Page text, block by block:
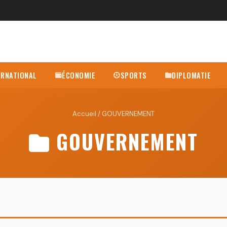
ÉCONOMIE SPORTS DIPLOMATIE
Accueil / GOUVERNEMENT
GOUVERNEMENT